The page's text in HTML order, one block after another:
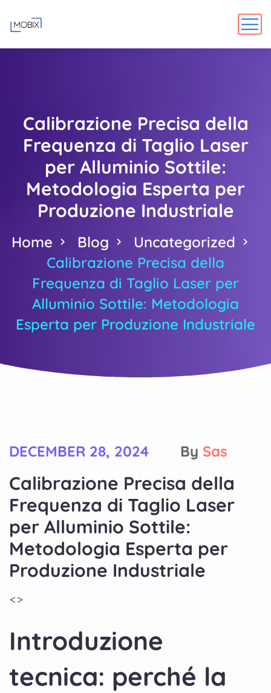
Calibrazione Precisa della
Frequenza di Taglio Laser
per Alluminio Sottile:
Metodologia Esperta per
Produzione Industriale
Home Blog
Uncategorized
Calibrazione Precisa della
Frequenza di Taglio Laser per
Alluminio Sottile: Metodologia
Esperta per Produzione Industriale
DECEMBER 28, 2024 By Sas
Calibrazione Precisa della
Frequenza di Taglio Laser
per Alluminio Sottile:
Metodologia Esperta per
Produzione Industriale
<>
Introduzione
tecnica: perché la